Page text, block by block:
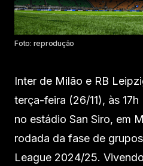
Foto: reprodução
Inter de Milão e RB
terça-feira (26/11), às
no estádio San Siro, em
rodada da fase de
League 2024/25.